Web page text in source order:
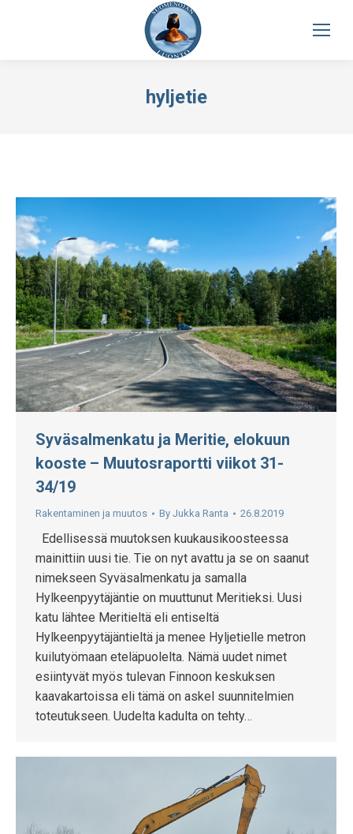
hyljetie
Syväsalmenkatu ja Meritie, elokuun
kooste – Muutosraportti viikot 31-
34/19
Rakentaminen ja muutos By Jukka Ranta 26.8.2019
Edellisessä muutoksen kuukausikoosteessa
mainittiin uusi tie. Tie on nyt avattu ja se on saanut
nimekseen Syväsalmenkatu ja samalla
Hylkeenpyytäjäntie on muuttunut Meritieksi. Uusi
katu lähtee Meritieltä eli entiseltä
Hylkeenpyytäjäntieltä ja menee Hyljetielle metron
kuilutyömaan eteläpuolelta. Nämä uudet nimet
esiintyvät myös tulevan Finnoon keskuksen
kaavakartoissa eli tämä on askel suunnitelmien
toteutukseen. Uudelta kadulta on tehty…